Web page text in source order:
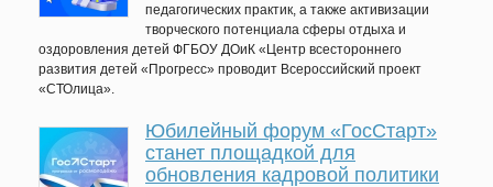
педагогических практик, а также активизации
творческого потенциала сферы отдыха и
оздоровления детей ФГБОУ ДОиК «Центр всестороннего
развития детей «Прогресс» проводит Всероссийский проект
«СТОлица».
Юбилейный форум «ГосСтарт»
станет площадкой для
обновления кадровой политики